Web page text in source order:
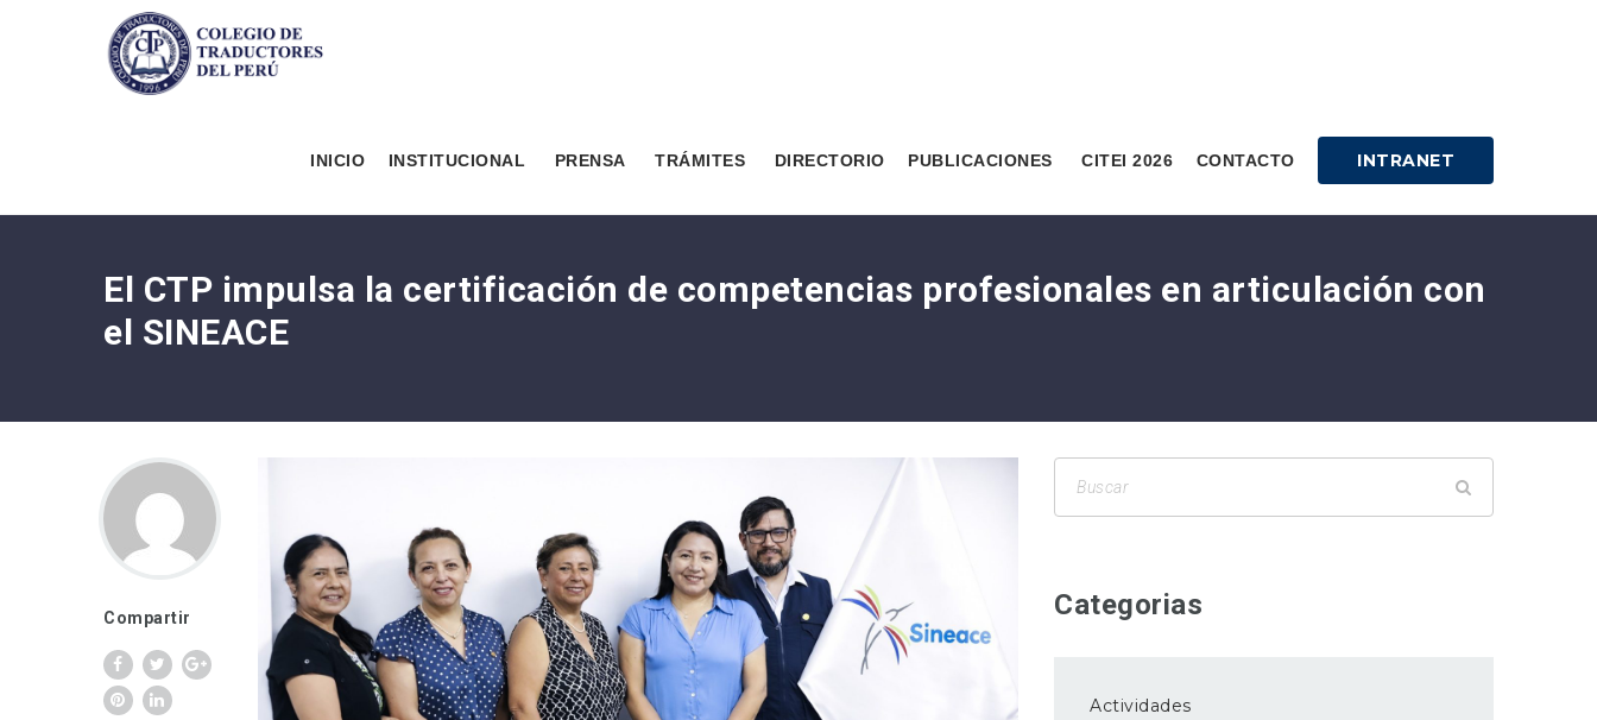
INICIO INSTITUCIONAL PRENSA TRÁMITES DIRECTORIO PUBLICACIONES CITEI 2026 CONTACTO INTRANET
El CTP impulsa la certificación de competencias profesionales en articulación con
el SINEACE
Compartir Categorias
Actividades